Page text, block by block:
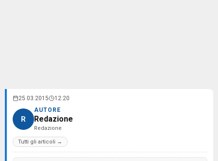
25.03.2015 12:20
R
AUTORE
Redazione
Redazione
Tutti gli articoli →